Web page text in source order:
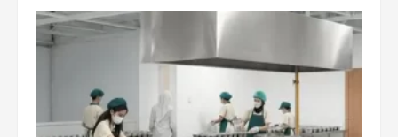
Memilah
Sampah
Sekolah